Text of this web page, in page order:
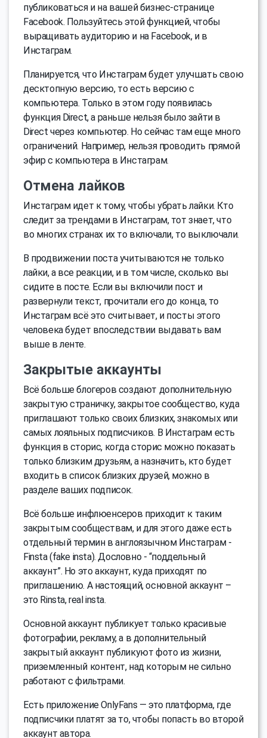
публиковаться и на вашей бизнес-странице
Facebook. Пользуйтесь этой функцией, чтобы
выращивать аудиторию и на Facebook, и в
Инстаграм.
Планируется, что Инстаграм будет улучшать свою
десктопную версию, то есть версию с
компьютера. Только в этом году появилась
функция Direct, а раньше нельзя было зайти в
Direct через компьютер. Но сейчас там еще много
ограничений. Например, нельзя проводить прямой
эфир с компьютера в Инстаграм.
Отмена лайков
Инстаграм идет к тому, чтобы убрать лайки. Кто
следит за трендами в Инстаграм, тот знает, что
во многих странах их то включали, то выключали.
В продвижении поста учитываются не только
лайки, а все реакции, и в том числе, сколько вы
сидите в посте. Если вы включили пост и
развернули текст, прочитали его до конца, то
Инстаграм всё это считывает, и посты этого
человека будет впоследствии выдавать вам
выше в ленте.
Закрытые аккаунты
Всё больше блогеров создают дополнительную
закрытую страничку, закрытое сообщество, куда
приглашают только своих близких, знакомых или
самых лояльных подписчиков. В Инстаграм есть
функция в сторис, когда сторис можно показать
только близким друзьям, а назначить, кто будет
входить в список близких друзей, можно в
разделе ваших подписок.
Всё больше инфлюенсеров приходит к таким
закрытым сообществам, и для этого даже есть
отдельный термин в англоязычном Инстаграм -
Finsta (fake insta). Дословно - “поддельный
аккаунт”. Но это аккаунт, куда приходят по
приглашению. А настоящий, основной аккаунт –
это Rinsta, real insta.
Основной аккаунт публикует только красивые
фотографии, рекламу, а в дополнительный
закрытый аккаунт публикуют фото из жизни,
приземленный контент, над которым не сильно
работают с фильтрами.
Есть приложение OnlyFans — это платформа, где
подписчики платят за то, чтобы попасть во второй
аккаунт автора.